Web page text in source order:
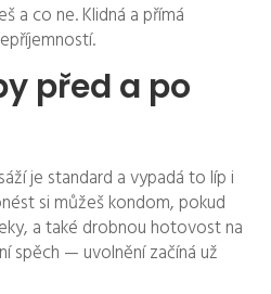
a co ne. Klidná a přímá
před a po
je standard a vypadá to líp i
si můžeš kondom, pokud
a také drobnou hotovost na
spěch — uvolnění začíná už